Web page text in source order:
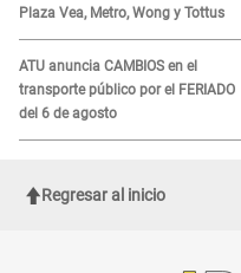
Plaza Vea, Metro, Wong y Tottus
ATU anuncia CAMBIOS en el
transporte público por el FERIADO
del 6 de agosto
Regresar al inicio